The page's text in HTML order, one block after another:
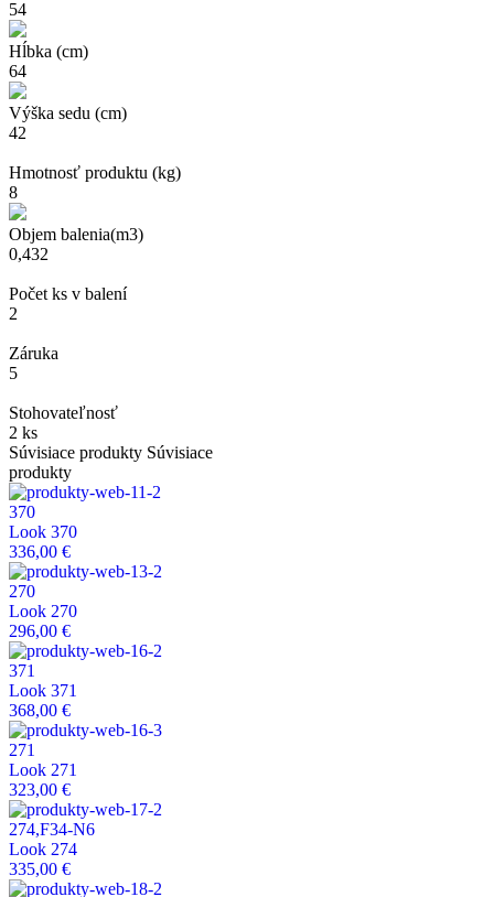
54
Hĺbka (cm)
64
Výška sedu (cm)
42
Hmotnosť produktu (kg)
8
Objem balenia(m3)
0,432
Počet ks v balení
2
Záruka
5
Stohovateľnosť
2 ks
Súvisiace produkty Súvisiace
produkty
370
Look 370
336,00 €
270
Look 270
296,00 €
371
Look 371
368,00 €
271
Look 271
323,00 €
274,F34-N6
Look 274
335,00 €